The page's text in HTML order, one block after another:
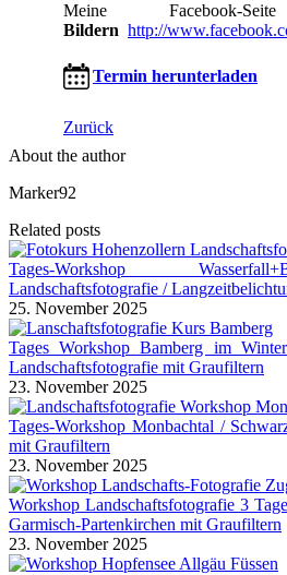
Meine Facebook-
Bildern http://
Termin herunterladen
Zurück
About the author
Marker92
Related posts
Tages-Workshop
Landschaftsfotografie /
25. November 2025
Tages Workshop Bamberg im
Landschaftsfotografie mit Graufiltern
23. November 2025
Tages-Workshop Monbachtal /
mit Graufiltern
23. November 2025
Workshop Landschaftsfotografie 3
Garmisch-Partenkirchen mit Graufiltern
23. November 2025